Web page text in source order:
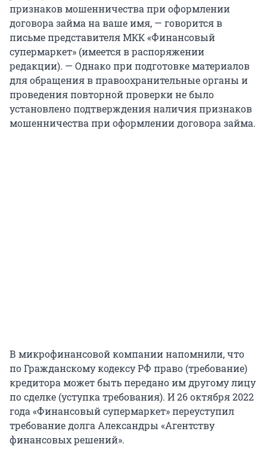
признаков мошенничества при оформлении
договора займа на ваше имя, — говорится в
письме представителя МКК «Финансовый
супермаркет» (имеется в распоряжении
редакции). — Однако при подготовке материалов
для обращения в правоохранительные органы и
проведения повторной проверки не было
установлено подтверждения наличия признаков
мошенничества при оформлении договора займа.
В микрофинансовой компании напомнили, что
по Гражданскому кодексу РФ право (требование)
кредитора может быть передано им другому лицу
по сделке (уступка требования). И 26 октября 2022
года «Финансовый супермаркет» переуступил
требование долга Александры «Агентству
финансовых решений».